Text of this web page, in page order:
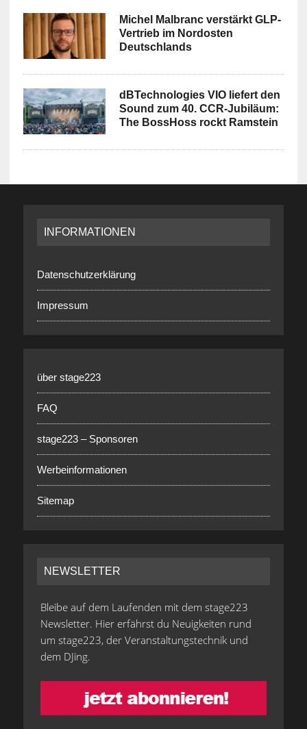
Michel Malbranc verstärkt GLP-
Vertrieb im Nordosten
Deutschlands
dBTechnologies VIO liefert den
Sound zum 40. CCR-Jubiläum:
The BossHoss rockt Ramstein
INFORMATIONEN
Datenschutzerklärung
Impressum
über stage223
FAQ
stage223 – Sponsoren
Werbeinformationen
Sitemap
NEWSLETTER
Bleibe auf dem Laufenden mit dem stage223
Newsletter. Hier erfährst du Neuigkeiten rund
um stage223, der Veranstaltungstechnik und
dem DJing.